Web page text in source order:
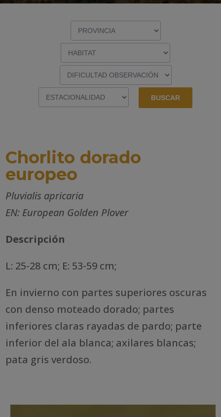
Chorlito dorado
europeo
Pluvialis apricaria
EN: European Golden Plover
Descripción
L: 25-28 cm; E: 53-59 cm;
En invierno con partes superiores oscuras
con denso moteado dorado; partes
inferiores claras rayadas de pardo; parte
inferior del ala blanca; axilares blancas;
pata gris verdoso.